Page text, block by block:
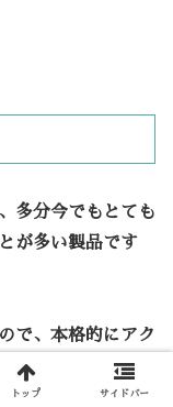
多分今でもとても
が多い製品です
で、本格的にアク
思います、個人的
と思うので。
トップ サイドバー